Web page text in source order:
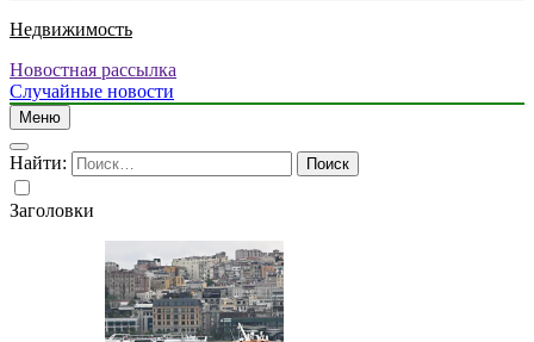
Недвижимость
Новостная рассылка
Случайные новости
Меню
Найти:
Заголовки